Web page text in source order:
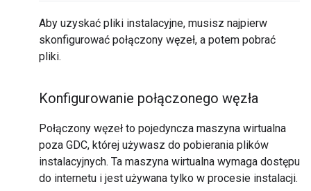
Aby uzyskać pliki instalacyjne, musisz najpierw
skonfigurować połączony węzeł, a potem pobrać
pliki.
Konfigurowanie połączonego węzła
Połączony węzeł to pojedyncza maszyna wirtualna
poza GDC, której używasz do pobierania plików
instalacyjnych. Ta maszyna wirtualna wymaga dostępu
do internetu i jest używana tylko w procesie instalacji.